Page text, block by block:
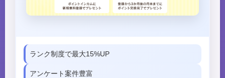
ランク制度で最大15%UP
アンケート案件豊富